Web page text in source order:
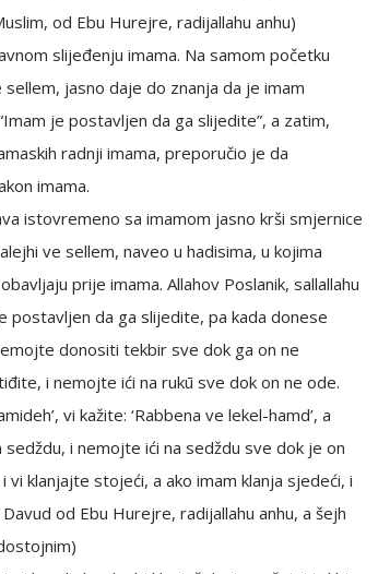
od Ebu Hurejre, radijallahu anhu)
slijeđenju imama. Na samom početku
sellem, jasno daje do znanja da je imam
je postavljen da ga slijedite”, a zatim,
radnji imama, preporučio je da
imama.
istovremeno sa imamom jasno krši smjernice
ve sellem, naveo u hadisima, u kojima
prije imama. Allahov Poslanik, sallallahu
postavljen da ga slijedite, pa kada donese
donositi tekbir sve dok ga on ne
i nemojte ići na rukū sve dok on ne ode.
vi kažite: ‘Rabbena ve lekel-hamd’, a
i nemojte ići na sedždu sve dok je on
vi klanjajte stojeći, a ako imam klanja sjedeći, i
od Ebu Hurejre, radijallahu anhu, a šejh